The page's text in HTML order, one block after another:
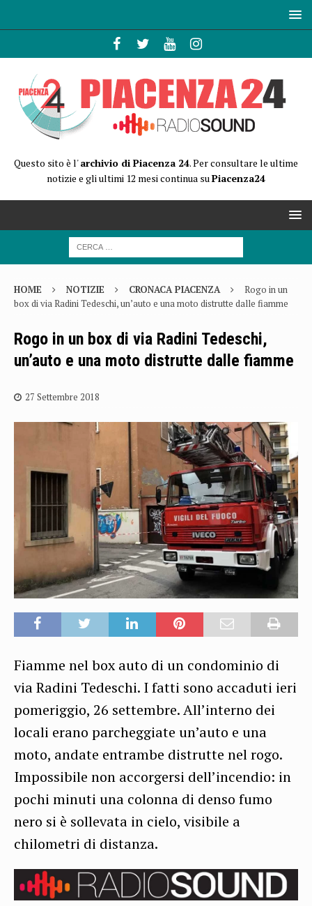
Questo sito è l'archivio di Piacenza 24. Per consultare le ultime
notizie e gli ultimi 12 mesi continua suPiacenza24
HOME NOTIZIE CRONACA PIACENZA
Rogo in un
box di via Radini Tedeschi, un’auto e una moto distrutte dalle fiamme
Rogo in un box di via Radini Tedeschi,
un’auto e una moto distrutte dalle fiamme
27 Settembre 2018
Fiamme nel box auto di un condominio di
via Radini Tedeschi. I fatti sono accaduti ieri
pomeriggio, 26 settembre. All’interno dei
locali erano parcheggiate un’auto e una
moto, andate entrambe distrutte nel rogo.
Impossibile non accorgersi dell’incendio: in
pochi minuti una colonna di denso fumo
nero si è sollevata in cielo, visibile a
chilometri di distanza.